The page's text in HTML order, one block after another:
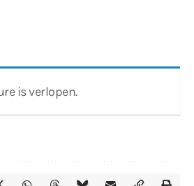
is verlopen.